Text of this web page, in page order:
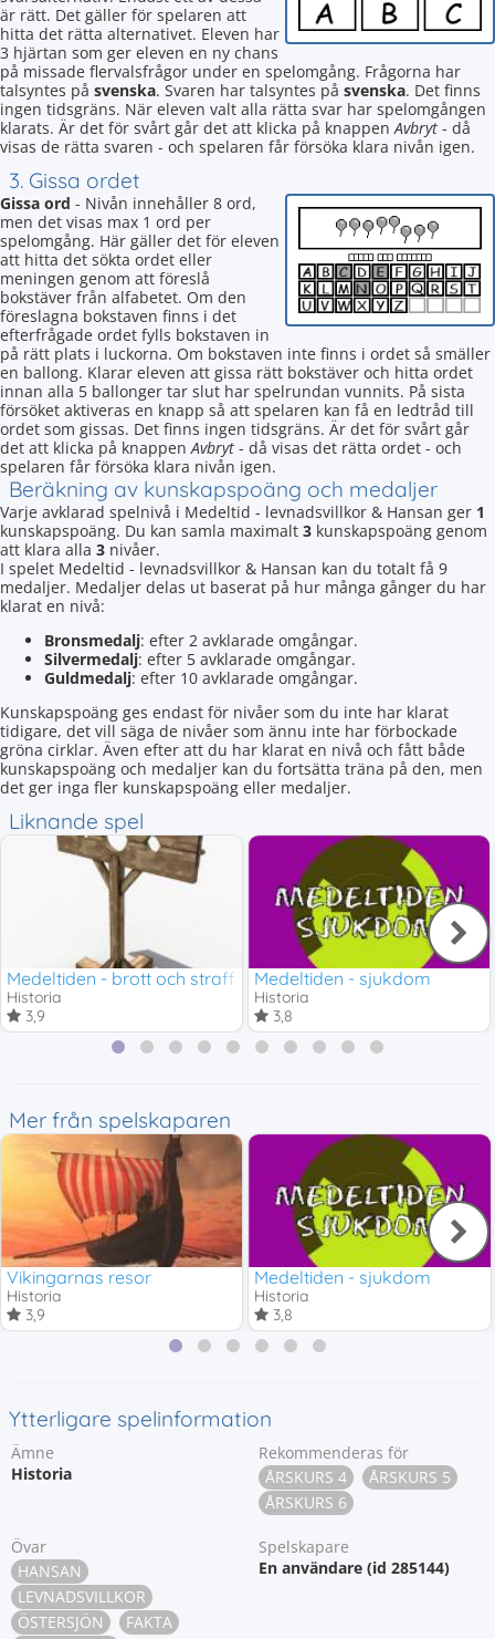
är rätt. Det gäller för spelaren att
hitta det rätta alternativet. Eleven har
3 hjärtan som ger eleven en ny chans
på missade flervalsfrågor under en spelomgång. Frågorna har
talsyntes på svenska. Svaren har talsyntes på svenska. Det finns
ingen tidsgräns. När eleven valt alla rätta svar har spelomgången
klarats. Är det för svårt går det att klicka på knappenAvbryt - då
visas de rätta svaren - och spelaren får försöka klara nivån igen.
3. Gissa ordet
Gissa ord - Nivån innehåller 8 ord,
men det visas max 1 ord per
spelomgång. Här gäller det för eleven
att hitta det sökta ordet eller
meningen genom att föreslå
bokstäver från alfabetet. Om den
föreslagna bokstaven finns i det
efterfrågade ordet fylls bokstaven in
på rätt plats i luckorna. Om bokstaven inte finns i ordet så smäller
en ballong. Klarar eleven att gissa rätt bokstäver och hitta ordet
innan alla 5 ballonger tar slut har spelrundan vunnits. På sista
försöket aktiveras en knapp så att spelaren kan få en ledtråd till
ordet som gissas. Det finns ingen tidsgräns. Är det för svårt går
det att klicka på knappenAvbryt - då visas det rätta ordet - och
spelaren får försöka klara nivån igen.
Beräkning av kunskapspoäng och medaljer
Varje avklarad spelnivå i Medeltid - levnadsvillkor & Hansan ger 1
kunskapspoäng. Du kan samla maximalt 3 kunskapspoäng genom
att klara alla 3 nivåer.
I spelet Medeltid - levnadsvillkor & Hansan kan du totalt få 9
medaljer. Medaljer delas ut baserat på hur många gånger du har
klarat en nivå:
Bronsmedalj: efter 2 avklarade omgångar.
Silvermedalj: efter 5 avklarade omgångar.
Guldmedalj: efter 10 avklarade omgångar.
Kunskapspoäng ges endast för nivåer som du inte har klarat
tidigare, det vill säga de nivåer som ännu inte har förbockade
gröna cirklar. Även efter att du har klarat en nivå och fått både
kunskapspoäng och medaljer kan du fortsätta träna på den, men
det ger inga fler kunskapspoäng eller medaljer.
Liknande spel
Medeltiden - brott och straff
Historia
3,9
Medeltiden - sjukdom
Historia
3,8
Mer från spelskaparen
Vikingarnas resor
Historia
3,9
Medeltiden - sjukdom
Historia
3,8
Ytterligare spelinformation
Ämne
Historia
Rekommenderas för
ÅRSKURS 4
ÅRSKURS 5
ÅRSKURS 6
Övar
HANSAN
LEVNADSVILLKOR
ÖSTERSJÖN
FAKTA
Spelskapare
En användare (id 285144)